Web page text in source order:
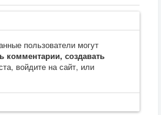
пользователи могут
комментарии, создавать
войдите на сайт, или